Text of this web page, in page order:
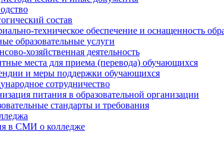
состав
техническое обеспечение и оснащенность
образовательные услуги
хозяйственная деятельность
места для приема (перевода) обучающихся
и меры поддержки обучающихся
сотрудничество
питания в образовательной организации
стандарты и требования
в СМИ о колледже